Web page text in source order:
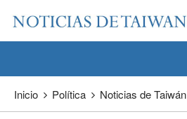
Pase a contenido principal
Inicio Política Noticias de Taiwán